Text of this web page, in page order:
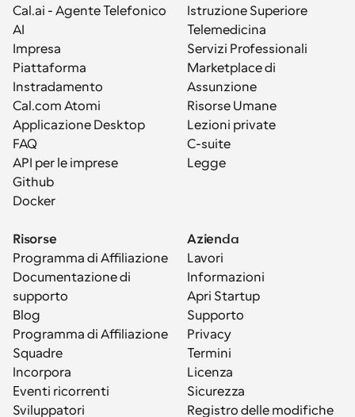
Cal.ai - Agente Telefonico
AI
Impresa
Piattaforma
Instradamento
Cal.com Atomi
Applicazione Desktop
FAQ
API per le imprese
Github
Docker
Istruzione Superiore
Telemedicina
Servizi Professionali
Marketplace di
Assunzione
Risorse Umane
Lezioni private
C-suite
Legge
Risorse
Programma di Affiliazione
Documentazione di
supporto
Blog
Programma di Affiliazione
Squadre
Incorpora
Eventi ricorrenti
Sviluppatori
Azienda
Lavori
Informazioni
Apri Startup
Supporto
Privacy
Termini
Licenza
Sicurezza
Registro delle modifiche